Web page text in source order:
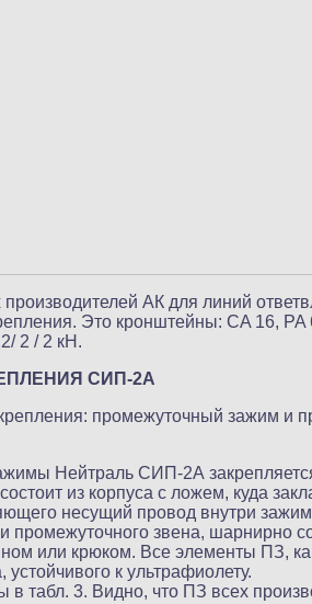
АК для линий
Это кронштейны: CA 16, PA
2 / 2 кН.
СИП-2А
промежуточный зажим и
Нейтраль СИП-2А
из корпуса с ложем, куда
несущий провод внутри
промежуточного звена, шарнирно
или крюком. Все элементы ПЗ,
устойчивого к ультрафиолету.
табл. 3. Видно, что ПЗ всех